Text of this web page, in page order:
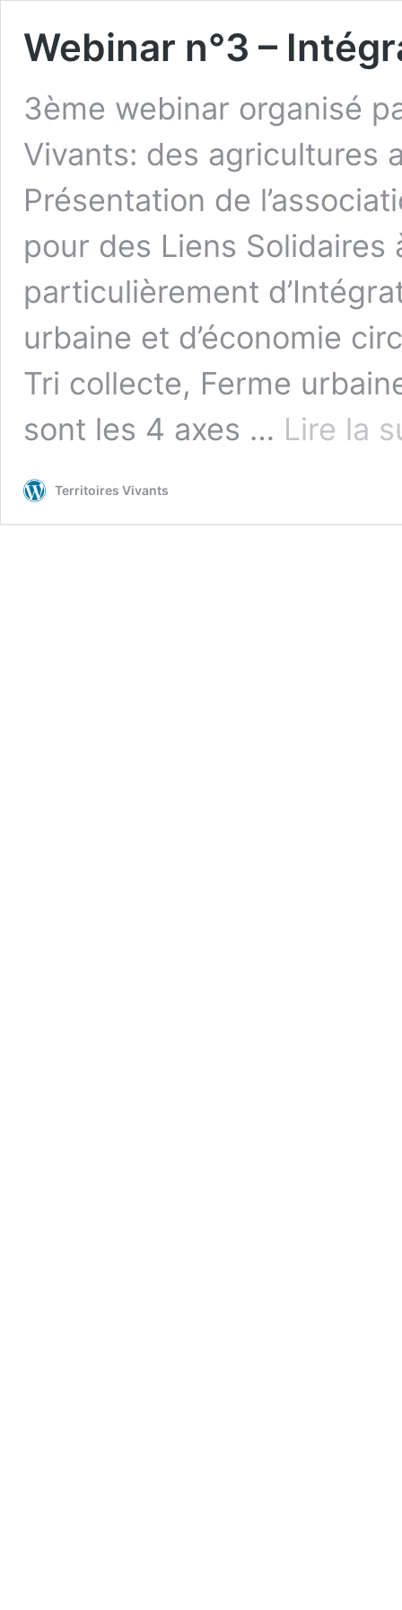
Webinar n°3 –
3ème webinar organisé
Vivants: des agricultures
Présentation de
pour des Liens Solidaires
particulièrement
urbaine et d’économie
Tri collecte, Ferme
sont les 4 axes … Lire la
Territoires Vivants